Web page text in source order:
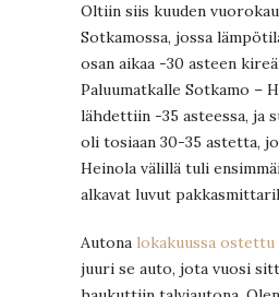
Oltiin siis kuuden
Sotkamossa, jossa
osan aikaa -30 asteen
Paluumatkalle Sotkamo –
lähdettiin -35 asteessa, ja
oli tosiaan 30-35 astetta,
Heinola välillä tuli
alkavat luvut
Autona lokakuussa ostettu
juuri se auto, jota vuosi